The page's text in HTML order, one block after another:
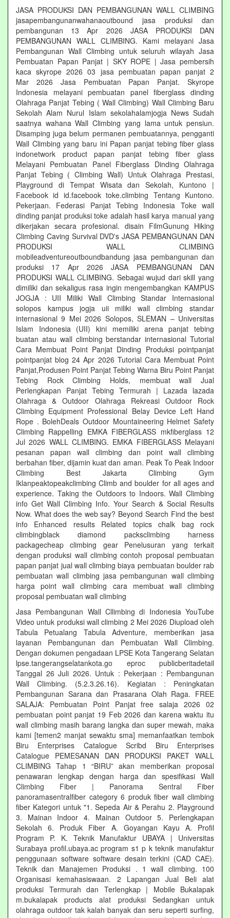
JASA PRODUKSI DAN PEMBANGUNAN WALL CLIMBING
jasapembangunanwahanaoutbound jasa produksi dan
pembangunan 13 Apr 2026 JASA PRODUKSI DAN
PEMBANGUNAN WALL CLIMBING. Kami melayani Jasa
Pembangunan Wall Climbing untuk seluruh wilayah Jasa
Pembuatan Papan Panjat | SKY ROPE | Jasa pembersih
kaca skyrope 2026 03 jasa pembuatan papan panjat 2
Mar 2026 Jasa Pembuatan Papan Panjat. Skyrope
Indonesia melayani pembuatan panel fiberglass dinding
Olahraga Panjat Tebing ( Wall Climbing) Wall Climbing Baru
Sekolah Alam Nurul Islam sekolahalamjogja News Sudah
saatnya wahana Wall Climbing yang lama untuk pensiun.
Disamping juga belum permanen pembuatannya, pengganti
Wall Climbing yang baru ini Papan panjat tebing fiber glass
indonetwork product papan panjat tebing fiber glass
Melayani Pembuatan Panel Fiberglass Dinding Olahraga
Panjat Tebing ( Climbing Wall) Untuk Olahraga Prestasi,
Playground di Tempat Wisata dan Sekolah, Kuntono |
Facebook id id.facebook toke.climbing Tentang Kuntono.
Pekerjaan. Federasi Panjat Tebing Indonesia Toke wall
dinding panjat produksi toke adalah hasil karya manual yang
dikerjakan secara profesional. disain FilmGunung Hiking
Climbing Caving Survival DVD's JASA PEMBANGUNAN DAN
PRODUKSI WALL CLIMBING
mobileadventureoutboundbandung jasa pembangunan dan
produksi 17 Apr 2026 JASA PEMBANGUNAN DAN
PRODUKSI WALL CLIMBING. Sebagai wujud dari skill yang
dimiliki dan sekaligus rasa ingin mengembangkan KAMPUS
JOGJA : UII Miliki Wall Climbing Standar Internasional
solopos kampus jogja uii miliki wall climbing standar
internasional 9 Mei 2026 Solopos, SLEMAN – Universitas
Islam Indonesia (UII) kini memiliki arena panjat tebing
buatan atau wall climbing berstandar internasional Tutorial
Cara Membuat Point Panjat Dinding Produksi pointpanjat
pointpanjat blog 24 Apr 2026 Tutorial Cara Membuat Point
Panjat,Produsen Point Panjat Tebing Warna Biru Point Panjat
Tebing Rock Climbing Holds, membuat wall Jual
Perlengkapan Panjat Tebing Termurah | Lazada lazada
Olahraga & Outdoor Olahraga Rekreasi Outdoor Rock
Climbing Equipment Professional Belay Device Left Hand
Rope . BolehDeals Outdoor Mountaineering Helmet Safety
Climbing Rappelling EMKA FIBERGLASS mkfiberglass 12
Jul 2026 WALL CLIMBING. EMKA FIBERGLASS Melayani
pesanan papan wall climbing dan point wall climbing
berbahan fiber, dijamin kuat dan aman. Peak To Peak Indoor
Climbing Best Jakarta Climbing Gym‎
Iklanpeaktopeakclimbing Climb and boulder for all ages and
experience. Taking the Outdoors to Indoors. Wall Climbing‎
info Get Wall Climbing Info. Your Search & Social Results
Now. What does the web say? Beyond Search Find the best
info Enhanced results Related topics chalk bag rock
climbingblack diamond packsclimbing harness
packagecheap climbing gear Penelusuran yang terkait
dengan produksi wall climbing contoh proposal pembuatan
papan panjat jual wall climbing biaya pembuatan boulder rab
pembuatan wall climbing jasa pembangunan wall climbing
harga point wall climbing cara membuat wall climbing
proposal pembuatan wall climbing
Jasa Pembangunan Wall Cllimbing di Indonesia YouTube
Video untuk produksi wall climbing 2 Mei 2026 Diupload oleh
Tabula Petualang Tabula Adventure, memberikan jasa
layanan Pembangunan dan Pembuatan Wall Climbing.
Dengan dokumen pengadaan LPSE Kota Tangerang Selatan
lpse.tangerangselatankota.go eproc publicberitadetail
Tanggal 26 Juli 2026. Untuk : Pekerjaan : Pembangunan
Wall Climbing. (5.2.3.26.16). Kegiatan : Peningkatan
Pembangunan Sarana dan Prasarana Olah Raga. FREE
SALAJA: Pembuatan Point Panjat free salaja 2026 02
pembuatan point panjat 19 Feb 2026 dan karena waktu itu
wall climbing masih barang langka dan super mewah, maka
kami [temen2 manjat sewaktu sma] memanfaatkan tembok
Biru Enterprises Catalogue Scribd Biru Enterprises
Catalogue PEMESANAN DAN PRODUKSI PAKET WALL
CLIMBING Tahap 1 “BIRU” akan memberikan proposal
penawaran lengkap dengan harga dan spesifikasi Wall
Climbing Fiber | Panorama Sentral Fiber
panoramasentralfiber category 6 produk fiber wall climbing
fiber Kategori untuk "1. Sepeda Air & Perahu 2. Playground
3. Mainan Indoor 4. Mainan Outdoor 5. Perlengkapan
Sekolah 6. Produk Fiber A. Goyangan Kayu A. Profil
Program P. K. Teknik Manufaktur UBAYA | Universitas
Surabaya profil.ubaya.ac program s1 p k teknik manufaktur
penggunaan software software desain terkini (CAD CAE).
Teknik dan Manajemen Produksi . 1 wall climbing. 100
Organisasi kemahasiswaan. 2 Lapangan Jual Beli alat
produksi Termurah dan Terlengkap | Mobile Bukalapak
m.bukalapak products alat produksi Sedangkan untuk
olahraga outdoor tak kalah banyak dan seru seperti surfing,